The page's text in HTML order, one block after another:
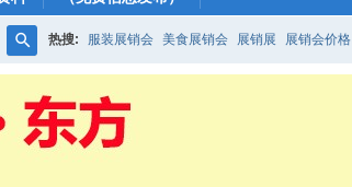
搜
索
热搜: 服装展销会 美食展销会 展销展 展销会价格